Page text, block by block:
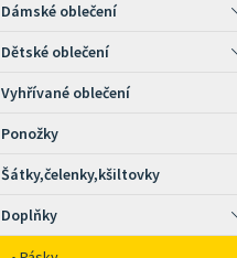
Dámské oblečení
Dětské oblečení
Vyhřívané oblečení
Ponožky
Šátky,čelenky,kšiltovky
Doplňky